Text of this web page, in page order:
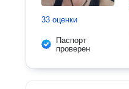
33 оценки
Паспорт
проверен